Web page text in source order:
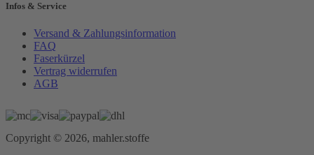
Infos & Service
Versand & Zahlungsinformation
FAQ
Faserkürzel
Vertrag widerrufen
AGB
Copyright © 2026, mahler.stoffe